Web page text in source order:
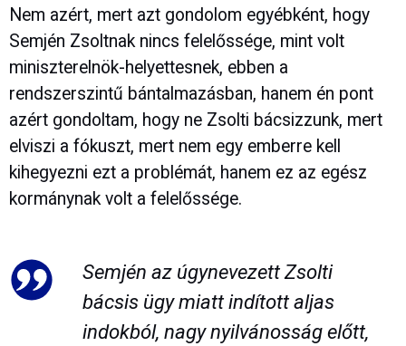
Nem azért, mert azt gondolom egyébként, hogy
Semjén Zsoltnak nincs felelőssége, mint volt
miniszterelnök-helyettesnek, ebben a
rendszerszintű bántalmazásban, hanem én pont
azért gondoltam, hogy ne Zsolti bácsizzunk, mert
elviszi a fókuszt, mert nem egy emberre kell
kihegyezni ezt a problémát, hanem ez az egész
kormánynak volt a felelőssége.
Semjén az úgynevezett Zsolti
bácsis ügy miatt indított aljas
indokból, nagy nyilvánosság előtt,